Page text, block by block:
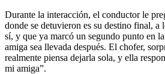
Durante la interacción, el conductor le
donde se detuvieron es su destino final, a
sí, y que ya marcó un segundo punto en
amiga sea llevada después. El chofer,
realmente piensa dejarla sola, y ella
mi amiga”.